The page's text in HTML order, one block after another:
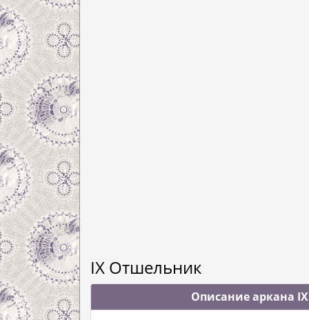
IX Отшельник
Описание аркана